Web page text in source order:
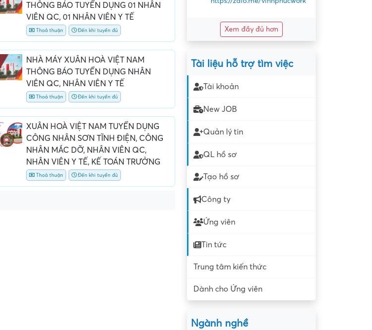
THÔNG BÁO TUYỂN DỤNG 01 NHÂN
VIÊN QC, 01 NHÂN VIÊN Y TẾ
Thoả thuận Đến khi tuyển đủ
NHÀ MÁY XUÂN HOÀ VIỆT NAM
THÔNG BÁO TUYỂN DỤNG NHÂN
VIÊN QC, NHÂN VIÊN Y TẾ
Thoả thuận Đến khi tuyển đủ
XUÂN HOÀ VIỆT NAM TUYỂN DỤNG
CÔNG NHÂN SƠN TĨNH ĐIỆN, CÔNG
NHÂN MẮC DỠ, NHÂN VIÊN QC,
NHÂN VIÊN Y TẾ, KẾ TOÁN TRƯỞNG
Thoả thuận Đến khi tuyển đủ
Xem đầy đủ hơn
Tài liệu hỗ trợ tìm việc
Tài khoản
New JOB
Quản lý tin
QL hồ sơ
Tạo hồ sơ
Công ty
Ứng viên
Tin tức
Trung tâm kiến thức
Dành cho Ứng viên
Ngành nghề